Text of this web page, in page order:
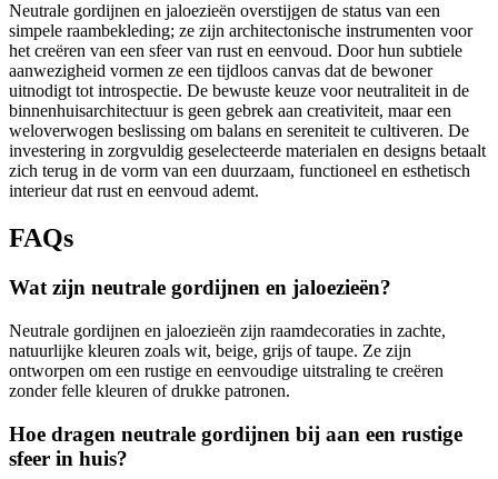
Neutrale gordijnen en jaloezieën overstijgen de status van een
simpele raambekleding; ze zijn architectonische instrumenten voor
het creëren van een sfeer van rust en eenvoud. Door hun subtiele
aanwezigheid vormen ze een tijdloos canvas dat de bewoner
uitnodigt tot introspectie. De bewuste keuze voor neutraliteit in de
binnenhuisarchitectuur is geen gebrek aan creativiteit, maar een
weloverwogen beslissing om balans en sereniteit te cultiveren. De
investering in zorgvuldig geselecteerde materialen en designs betaalt
zich terug in de vorm van een duurzaam, functioneel en esthetisch
interieur dat rust en eenvoud ademt.
FAQs
Wat zijn neutrale gordijnen en jaloezieën?
Neutrale gordijnen en jaloezieën zijn raamdecoraties in zachte,
natuurlijke kleuren zoals wit, beige, grijs of taupe. Ze zijn
ontworpen om een rustige en eenvoudige uitstraling te creëren
zonder felle kleuren of drukke patronen.
Hoe dragen neutrale gordijnen bij aan een rustige
sfeer in huis?